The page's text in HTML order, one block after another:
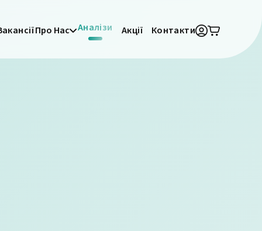
Про Нас Аналізи Акції Контакти